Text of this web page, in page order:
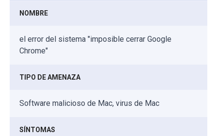
NOMBRE
el error del sistema "imposible cerrar Google
Chrome"
TIPO DE AMENAZA
Software malicioso de Mac, virus de Mac
SÍNTOMAS